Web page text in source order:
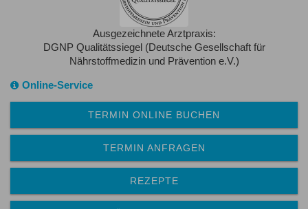
Ausgezeichnete Arztpraxis:
DGNP Qualitätssiegel (Deutsche Gesellschaft für
Nährstoffmedizin und Prävention e.V.)
Online-Service
TERMIN ONLINE BUCHEN
TERMIN ANFRAGEN
REZEPTE